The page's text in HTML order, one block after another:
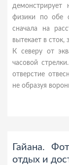
демонстрирует
физики по обе
сначала на
вытекает в сток,
К северу от
часовой
отверстие
не образуя
Гайана.
отдых и